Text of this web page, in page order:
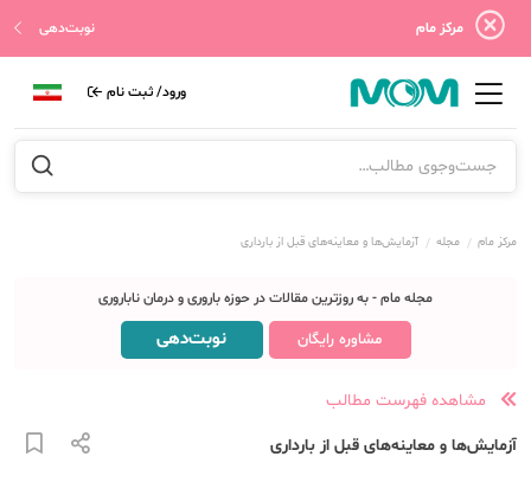
مرکز مام نوبت‌دهی
ورود/ ثبت نام
مرکز مام مجله آزمایش‌ها و معاینه‌های قبل از بارداری
مجله مام - به روزترین مقالات در حوزه باروری و درمان ناباروری
مشاوره رایگان نوبت‌دهی
مشاهده فهرست مطالب
آزمایش‌ها و معاینه‌های قبل از بارداری